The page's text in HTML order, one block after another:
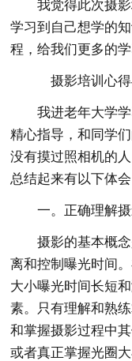
我觉得此次摄
学习到自己想学的
程，给我们更多的
摄影培训心
我进老年大学
精心指导，和同学
没有摸过照相机的
总结起来有以下体会
一。正确理解
摄影的基本概
离和控制曝光时间
大小曝光时间长短
素。只有理解和熟
和掌握摄影过程中
或者真正掌握光圈